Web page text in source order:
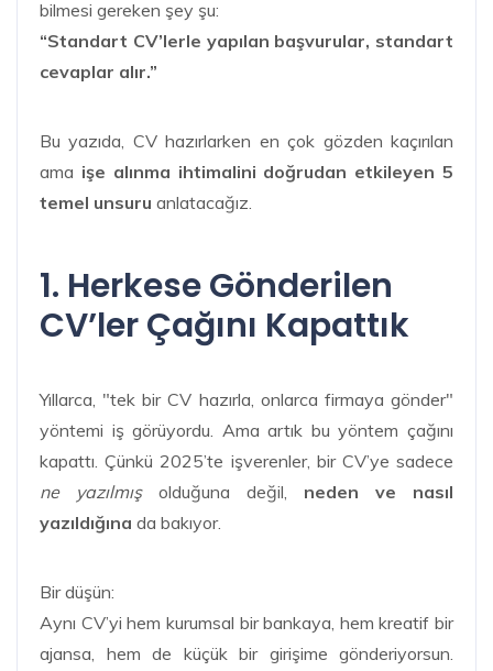
bilmesi gereken şey şu:
“Standart CV’lerle yapılan başvurular, standart
cevaplar alır.”
Bu yazıda, CV hazırlarken en çok gözden kaçırılan
ama işe alınma ihtimalini doğrudan etkileyen 5
temel unsuru anlatacağız.
1. Herkese Gönderilen
CV’ler Çağını Kapattık
Yıllarca, "tek bir CV hazırla, onlarca firmaya gönder"
yöntemi iş görüyordu. Ama artık bu yöntem çağını
kapattı. Çünkü 2025’te işverenler, bir CV’ye sadece
ne yazılmışolduğuna değil, neden ve nasıl
yazıldığına da bakıyor.
Bir düşün:
Aynı CV’yi hem kurumsal bir bankaya, hem kreatif bir
ajansa, hem de küçük bir girişime gönderiyorsun.